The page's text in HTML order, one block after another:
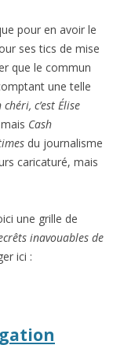
pour en avoir le
ses tics de mise
que le commun
une telle
c’est Élise
Cash
du journalisme
caricaturé, mais
une grille de
inavouables de
ici :